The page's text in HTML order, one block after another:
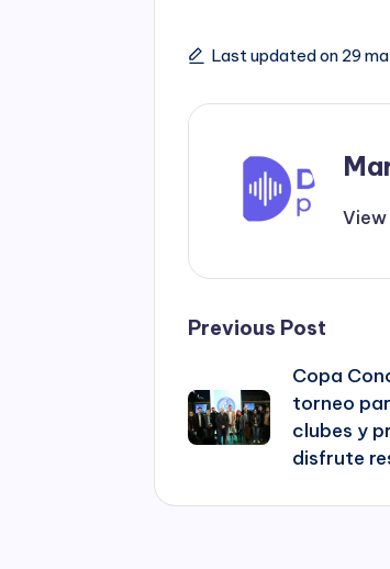
Last updated on 29
Post
Previous Post
Copa
torneo
clubes y
disfrute